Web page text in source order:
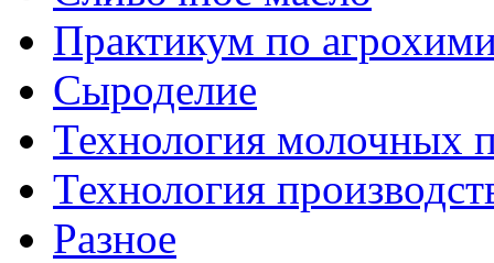
Практикум по
Сыроделие
Технология молочных
Технология
Разное